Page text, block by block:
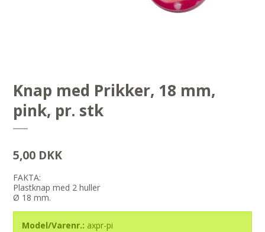
Knap med Prikker, 18 mm,
pink, pr. stk
5,00 DKK
FAKTA:
Plastknap med 2 huller
Ø 18 mm.
Model/Varenr.: axpr-pi